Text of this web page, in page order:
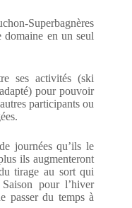
Superbagnères
en un seul
ses activités (ski
pour pouvoir
participants ou
journées qu’ils le
ils augmenteront
tirage au sort qui
pour l’hiver
passer du temps à